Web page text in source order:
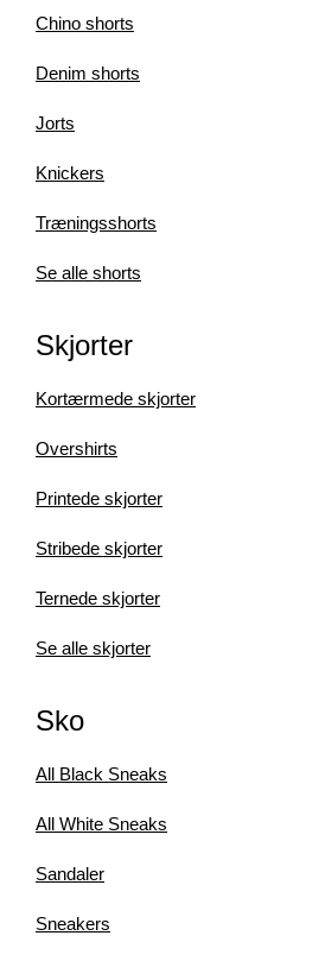
Chino shorts
Denim shorts
Jorts
Knickers
Træningsshorts
Se alle shorts
Skjorter
Kortærmede skjorter
Overshirts
Printede skjorter
Stribede skjorter
Ternede skjorter
Se alle skjorter
Sko
All Black Sneaks
All White Sneaks
Sandaler
Sneakers